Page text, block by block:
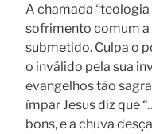
A chamada
sofrimento comum a
submetido. Culpa o
o inválido pela sua
evangelhos tão
ímpar Jesus diz que
bons, e a chuva